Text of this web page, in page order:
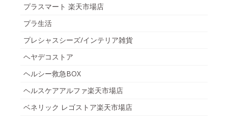
プラスマート 楽天市場店
プラ生活
プレシャスシーズ/インテリア雑貨
ヘヤデコストア
ヘルシー救急BOX
ヘルスケアアルファ楽天市場店
ベネリック レゴストア楽天市場店